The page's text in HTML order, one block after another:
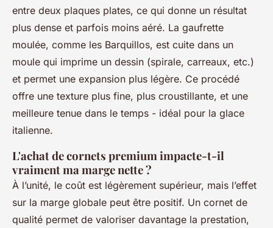
entre deux plaques plates, ce qui donne un résultat
plus dense et parfois moins aéré. La gaufrette
moulée, comme les Barquillos, est cuite dans un
moule qui imprime un dessin (spirale, carreaux, etc.)
et permet une expansion plus légère. Ce procédé
offre une texture plus fine, plus croustillante, et une
meilleure tenue dans le temps - idéal pour la glace
italienne.
L'achat de cornets premium impacte-t-il
vraiment ma marge nette ?
À l’unité, le coût est légèrement supérieur, mais l’effet
sur la marge globale peut être positif. Un cornet de
qualité permet de valoriser davantage la prestation,